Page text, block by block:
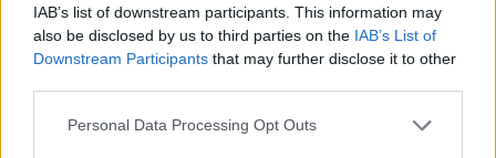
IAB’s list of downstream participants. This information may
also be disclosed by us to third parties on the IAB’s List of
Downstream Participants that may further disclose it to other
Personal Data Processing Opt Outs
School of Economics(LSE) e no Departamento de
Economia da Faculdade de Economia da Universidade
economia na NOVA SBE. Atualmente, escreve sobre
kitesurf.
A presença da Nortada vai mais uma vez, alem da
competição. O que queremos é fazer parte deste
movimento que promove o encontro entre atletas,
Publicado 1 dia atrás on
05/08/2026
Por Ígor Lopes